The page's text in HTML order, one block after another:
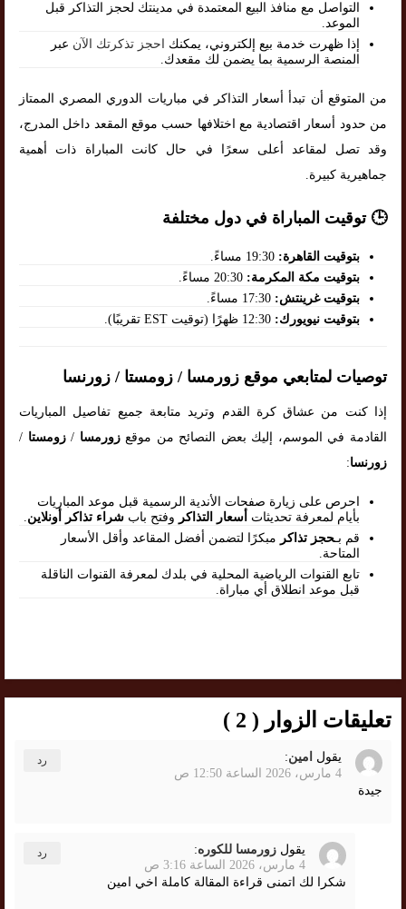
التواصل مع منافذ البيع المعتمدة في مدينتك لحجز التذاكر قبل
الموعد.
إذا ظهرت خدمة بيع إلكتروني، يمكنك
احجز تذكرتك الآن عبر
المنصة الرسمية بما يضمن لك مقعدك.
من المتوقع أن تبدأ أسعار التذاكر في مباريات الدوري المصري الممتاز
من حدود أسعار اقتصادية مع اختلافها حسب موقع المقعد داخل المدرج،
وقد تصل لمقاعد أعلى سعرًا في حال كانت المباراة ذات أهمية
جماهيرية كبيرة.
🕒 توقيت المباراة في دول مختلفة
بتوقيت القاهرة:
بتوقيت مكة المكرمة:
بتوقيت غرينتش:
بتوقيت نيويورك:
توصيات لمتابعي موقع زورمسا / زومستا / زورنسا
إذا كنت من عشاق كرة القدم وتريد متابعة جميع تفاصيل المباريات
القادمة في الموسم، إليك بعض النصائح من موقعزورمسا /زومستا /
زورنسا:
احرص على زيارة صفحات الأندية الرسمية قبل موعد المباريات
بأيام لمعرفة تحديثات أسعار التذاكر وفتح باب شراء تذاكر أونلاين.
قم بـحجز تذاكر مبكرًا لتضمن أفضل المقاعد وأقل الأسعار
المتاحة.
تابع القنوات الرياضية المحلية في بلدك لمعرفة القنوات الناقلة
قبل موعد انطلاق أي مباراة.
تعليقات الزوار ( 2 )
يقول امين:
4 مارس، 2026 الساعة 12:50 ص
جيدة
رد
يقول زورمسا للكوره:
4 مارس، 2026 الساعة 3:16 ص
شكرا لك اتمنى قراءة المقالة كاملة اخي امين
رد